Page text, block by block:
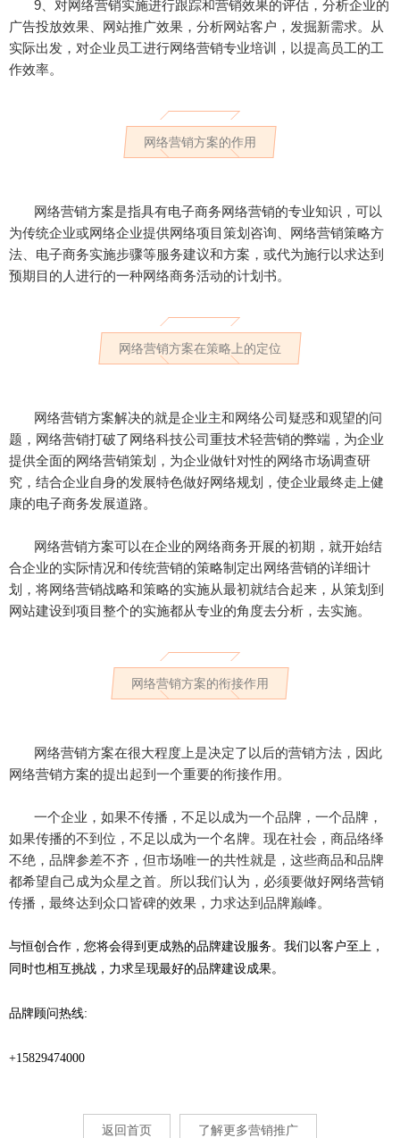
9、对网络营销实施进行跟踪和营销效果的评估，分析企业的
广告投放效果、网站推广效果，分析网站客户，发掘新需求。从
实际出发，对企业员工进行网络营销专业培训，以提高员工的工
作效率。
网络营销方案的作用
网络营销方案是指具有电子商务网络营销的专业知识，可以
为传统企业或网络企业提供网络项目策划咨询、网络营销策略方
法、电子商务实施步骤等服务建议和方案，或代为施行以求达到
预期目的人进行的一种网络商务活动的计划书。
网络营销方案在策略上的定位
网络营销方案解决的就是企业主和网络公司疑惑和观望的问
题，网络营销打破了网络科技公司重技术轻营销的弊端，为企业
提供全面的网络营销策划，为企业做针对性的网络市场调查研
究，结合企业自身的发展特色做好网络规划，使企业最终走上健
康的电子商务发展道路。
网络营销方案可以在企业的网络商务开展的初期，就开始结
合企业的实际情况和传统营销的策略制定出网络营销的详细计
划，将网络营销战略和策略的实施从最初就结合起来，从策划到
网站建设到项目整个的实施都从专业的角度去分析，去实施。
网络营销方案的衔接作用
网络营销方案在很大程度上是决定了以后的营销方法，因此
网络营销方案的提出起到一个重要的衔接作用。
一个企业，如果不传播，不足以成为一个品牌，一个品牌，
如果传播的不到位，不足以成为一个名牌。现在社会，商品络绎
不绝，品牌参差不齐，但市场唯一的共性就是，这些商品和品牌
都希望自己成为众星之首。所以我们认为，必须要做好网络营销
传播，最终达到众口皆碑的效果，力求达到品牌巅峰。
与恒创合作，您将会得到更成熟的品牌建设服务。我们以客户至上，
同时也相互挑战，力求呈现最好的品牌建设成果。
品牌顾问热线:
+15829474000
返回首页 了解更多营销推广